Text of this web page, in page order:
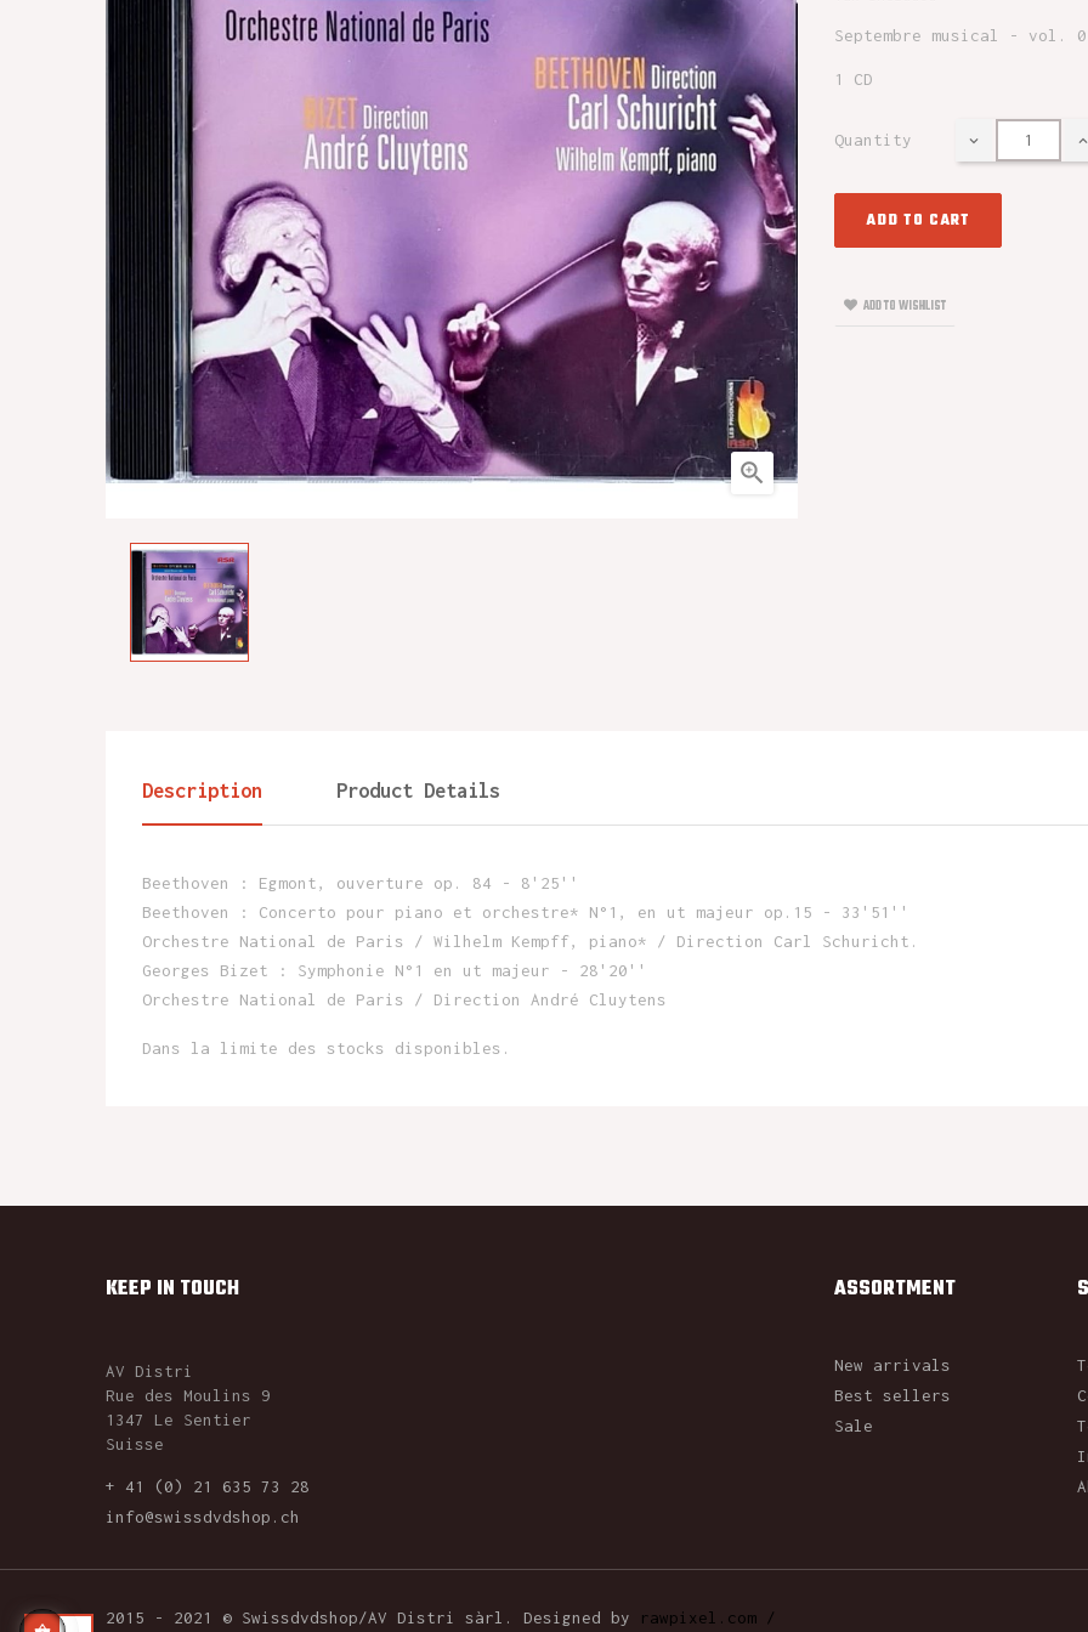

Septembre musical - vol.
1 CD
Quantity
ADD TO CART
ADD TO WISHLIST
Description Product Details
Beethoven : Egmont, ouverture op. 84 - 8'25''
Beethoven : Concerto pour piano et orchestre* N°1, en ut majeur op.15 - 33'51''
Orchestre National de Paris / Wilhelm Kempff, piano* / Direction Carl Schuricht.
Georges Bizet : Symphonie N°1 en ut majeur - 28'20''
Orchestre National de Paris / Direction André Cluytens
Dans la limite des stocks disponibles.
KEEP IN TOUCH
AV Distri
Rue des Moulins 9
1347 Le Sentier
Suisse
+ 41 (0) 21 635 73 28
info@swissdvdshop.ch
ASSORTMENT
New arrivals
Best sellers
Sale
2015 - 2021 © Swissdvdshop/AV Distri sàrl. Designed by
rawpixel.com /